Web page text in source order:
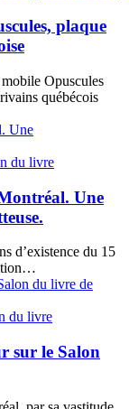
plaque
Opuscules
québécois
du livre
Une
d’existence du 15
du livre
sur le Salon